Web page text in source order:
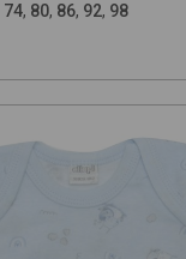
74, 80, 86, 92, 98